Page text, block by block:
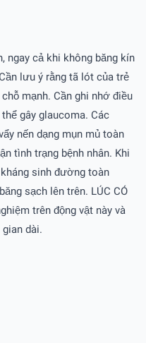
ngay cả khi không băng kín
lưu ý rằng tã lót của trẻ
mạnh. Cần ghi nhớ điều
gây glaucoma. Các
nến dạng mụn mủ toàn
tình trạng bệnh nhân. Khi
sinh đường toàn
sạch lên trên. LÚC CÓ
trên động vật này và
dài.